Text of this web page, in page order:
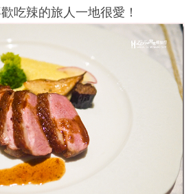
吃辣的旅人一地很愛！